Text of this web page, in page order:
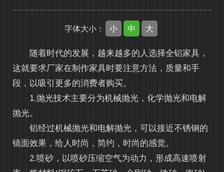
字体大小： 小 中 大
随着时代的发展，越来越多的人选择全铝家具，
这就要求厂家在制作家具时要注意方法，质量和手
段，以吸引更多的消费者购买。
1.抛光技术主要分为机械抛光，化学抛光和电解
抛光。
铝经过机械抛光和电解抛光，可以接近不锈钢的
镜面效果，给人时尚，简约，时尚的感觉。
2.喷砂，以喷砂压缩空气为动力，形成高速喷射